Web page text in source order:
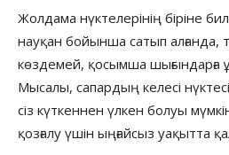
Жолдама нүктелерінің біріне
науқан бойынша сатып
көздемей, қосымша шығындарға
Мысалы, сапардың келесі
сіз күткеннен үлкен болуы
қозғалу үшін ыңғайсыз уақытта